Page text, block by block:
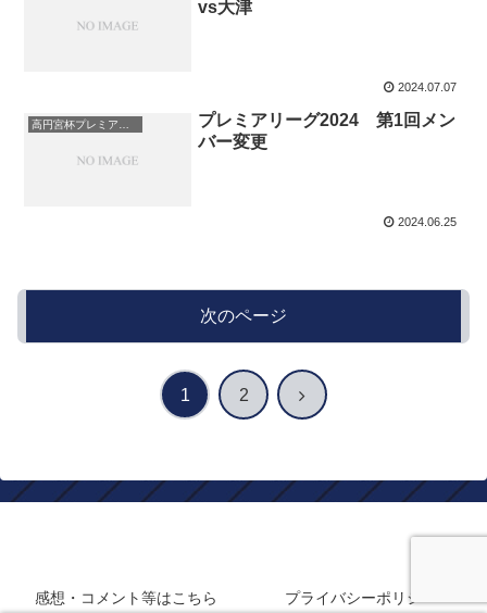
vs大津
2024.07.07
高円宮杯プレミアリーグ
プレミアリーグ2024 第1回メン
バー変更
2024.06.25
次のページ
1 2 次
感想・コメント等はこちら プライバシーポリシー